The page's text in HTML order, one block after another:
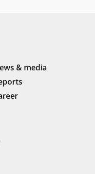
& media